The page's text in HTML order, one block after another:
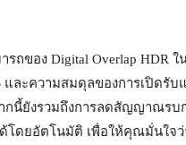
อง Digital Overlap HDR ใน
และความสมดุลของการเปิดรั
กนี้ยังรวมถึงการลดสัญญาณร
ด้โดยอัตโนมัติ เพื่อให้คุณมั่นใ